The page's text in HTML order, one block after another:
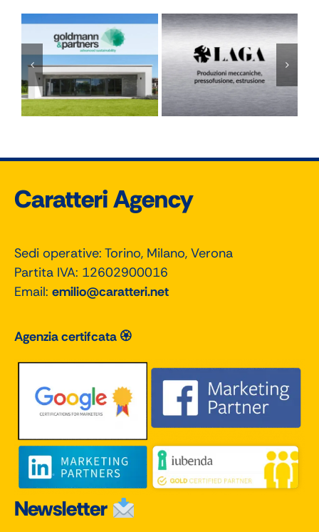
Goldmann &
Partners
LAGA
Caratteri Agency
Sedi operative: Torino, Milano, Verona
Partita IVA: 12602900016
Email: emilio@caratteri.net
Agenzia certifcata 🏵
Newsletter